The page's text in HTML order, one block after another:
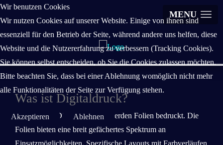
MENU
Was ist Digitaldruck?
Mittels eines Digitaldruckers, werden Folien bedruckt. Die
Folien bieten eine breit gefächertes Spektrum an
Einsatzmöglichkeiten. Spezifische Layouts mit Farbverläufen
Wir benutzen Cookies
Wir nutzen Cookies auf unserer Website. Einige von ihnen sind
essenziell für den Betrieb der Seite, während andere uns helfen, diese
Website und die Nutzererfahrung zu verbessern (Tracking Cookies).
Sie können selbst entscheiden, ob Sie die Cookies zulassen möchten.
Bitte beachten Sie, dass bei einer Ablehnung womöglich nicht mehr
alle Funktionalitäten der Seite zur Verfügung stehen.
Akzeptieren Ablehnen